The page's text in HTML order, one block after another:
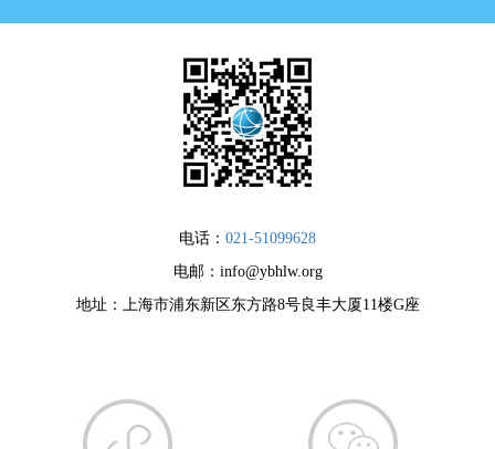
电话： 021-51099628
电邮：info@ybhlw.org
地址：上海市浦东新区东方路8号良丰大厦11楼G座